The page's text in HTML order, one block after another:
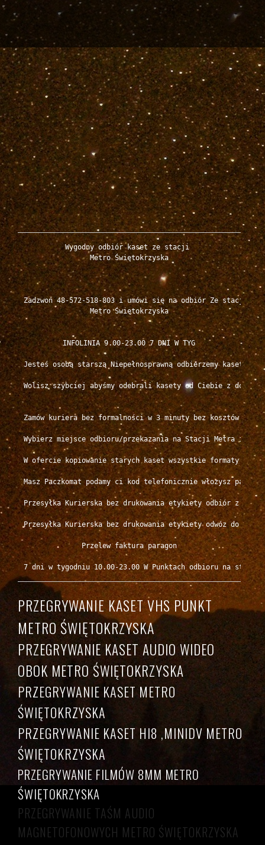
Wygodny odbiór kaset ze stacji
Metro Świętokrzyska
Zadzwoń 48-572-518-803 i umówi się na odbiór Ze stacji
Metro Świętokrzyska
INFOLINIA 9.00-23.00 7 DNI W TYG
Jesteś osobą starszą Niepełnosprawną odbierzemy kasety od
Wolisz szybciej abyśmy odebrali kasety od Ciebie z domu
Zamów kuriera bez formalności w 3 minuty bez kosztów
Wybierz miejsce odbioru/przekazania na Stacji Metra i w
W ofercie kopiowanie starych kaset wszystkie formaty w
Masz Paczkomat podamy ci kod telefonicznie włozysz paczkę
Przesyłka Kurierska bez drukowania etykiety odbiór z
Przesyłka Kurierska bez drukowania etykiety odwóz do
Przelew faktura paragon
7 dni w tygodniu 10.00-23.00 W Punktach odbioru na
PRZEGRYWANIE KASET VHS PUNKT
METRO ŚWIĘTOKRZYSKA
PRZEGRYWANIE KASET AUDIO WIDEO
OBOK METRO ŚWIĘTOKRZYSKA
PRZEGRYWANIE KASET METRO
ŚWIĘTOKRZYSKA
PRZEGRYWANIE KASET HI8 ,MINIDV METRO
ŚWIĘTOKRZYSKA
PRZEGRYWANIE FILMÓW 8MM METRO
ŚWIĘTOKRZYSKA
PRZEGRYWANIE TAŚM AUDIO
MAGNETOFONOWYCH METRO ŚWIĘTOKRZYSKA